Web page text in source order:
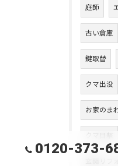
庭師
古い倉庫
鍵取替
クマ出没
お家のま
0120-373-